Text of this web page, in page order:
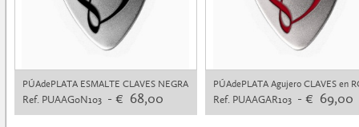
PÚAdePLATA ESMALTE CLAVES NEGRA
Ref. PUAAG0N103 - € 68,00
PÚAdePLATA Agujero CLAVES en
Ref. PUAAGAR103 - € 69,00